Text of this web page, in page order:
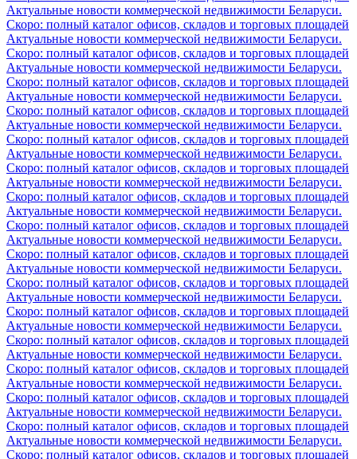
Актуальные новости коммерческой недвижимости Беларуси.
Скоро: полный каталог офисов, складов и торговых площадей
Актуальные новости коммерческой недвижимости Беларуси.
Скоро: полный каталог офисов, складов и торговых площадей
Актуальные новости коммерческой недвижимости Беларуси.
Скоро: полный каталог офисов, складов и торговых площадей
Актуальные новости коммерческой недвижимости Беларуси.
Скоро: полный каталог офисов, складов и торговых площадей
Актуальные новости коммерческой недвижимости Беларуси.
Скоро: полный каталог офисов, складов и торговых площадей
Актуальные новости коммерческой недвижимости Беларуси.
Скоро: полный каталог офисов, складов и торговых площадей
Актуальные новости коммерческой недвижимости Беларуси.
Скоро: полный каталог офисов, складов и торговых площадей
Актуальные новости коммерческой недвижимости Беларуси.
Скоро: полный каталог офисов, складов и торговых площадей
Актуальные новости коммерческой недвижимости Беларуси.
Скоро: полный каталог офисов, складов и торговых площадей
Актуальные новости коммерческой недвижимости Беларуси.
Скоро: полный каталог офисов, складов и торговых площадей
Актуальные новости коммерческой недвижимости Беларуси.
Скоро: полный каталог офисов, складов и торговых площадей
Актуальные новости коммерческой недвижимости Беларуси.
Скоро: полный каталог офисов, складов и торговых площадей
Актуальные новости коммерческой недвижимости Беларуси.
Скоро: полный каталог офисов, складов и торговых площадей
Актуальные новости коммерческой недвижимости Беларуси.
Скоро: полный каталог офисов, складов и торговых площадей
Актуальные новости коммерческой недвижимости Беларуси.
Скоро: полный каталог офисов, складов и торговых площадей
Актуальные новости коммерческой недвижимости Беларуси.
Скоро: полный каталог офисов, складов и торговых площадей